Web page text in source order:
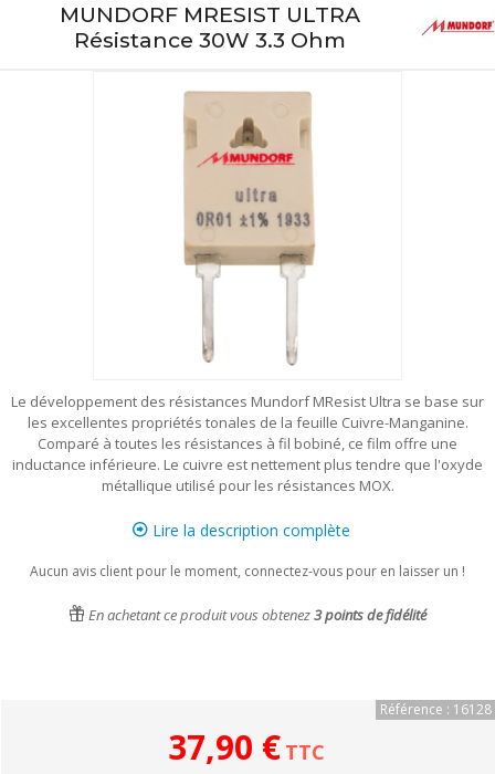
MUNDORF MRESIST ULTRA
Résistance 30W 3.3 Ohm
Le développement des résistances Mundorf MResist Ultra se base sur
les excellentes propriétés tonales de la feuille Cuivre-Manganine.
Comparé à toutes les résistances à fil bobiné, ce film offre une
inductance inférieure. Le cuivre est nettement plus tendre que l'oxyde
métallique utilisé pour les résistances MOX.
Lire la description complète
Aucun avis client pour le moment, connectez-vous pour en laisser un !
En achetant ce produit vous obtenez3points de fidélité
Référence : 16128
37,90 € TTC